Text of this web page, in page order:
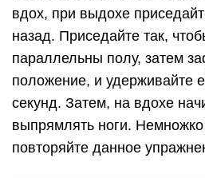
вдох, при выдохе
назад. Приседайте так,
параллельны полу, затем
положение, и удерживайте
секунд. Затем, на вдохе
выпрямлять ноги. Немножко
повторяйте данное